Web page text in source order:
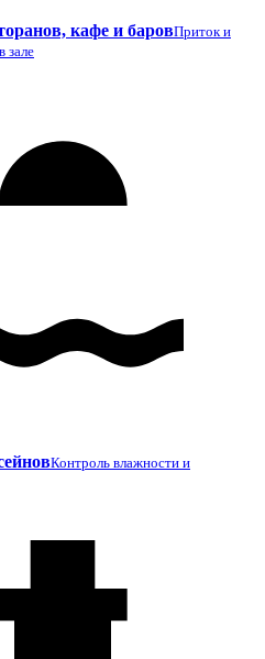
кафе и баровПриток и
зале
Контроль влажности и